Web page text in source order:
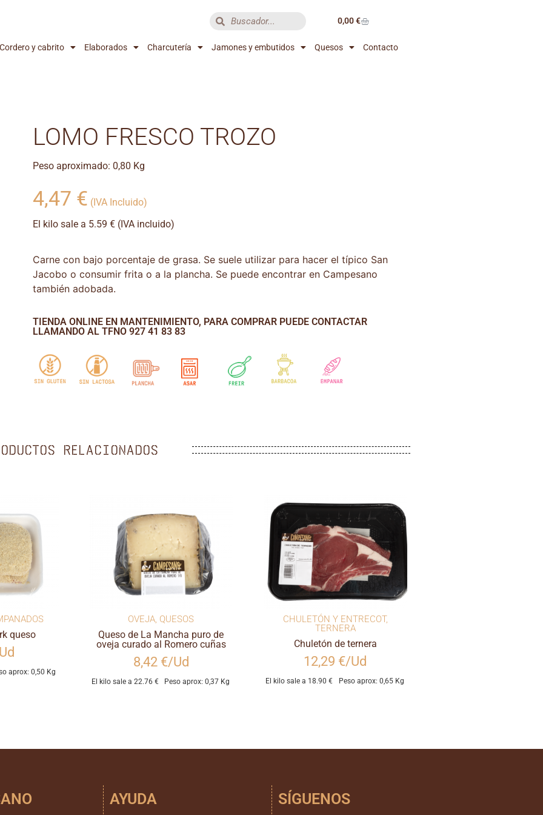
0,00€
Cordero y cabrito Elaborados Charcutería Jamones y embutidos Quesos Contacto
LOMO FRESCO TROZO
Peso aproximado: 0,80 Kg
4,47 € (IVA Incluido)
El kilo sale a 5.59 € (IVA incluido)
Carne con bajo porcentaje de grasa. Se suele utilizar para hacer el típico San
Jacobo o consumir frita o a la plancha. Se puede encontrar en Campesano
también adobada.
TIENDA ONLINE EN MANTENIMIENTO, PARA COMPRAR PUEDE CONTACTAR
LLAMANDO AL TFNO 927 41 83 83
RELACIONADOS
queso
aprox: 0,50 Kg
OVEJA, QUESOS
Queso de La Mancha puro de
oveja curado al Romero cuñas
8,42 €/Ud
El kilo sale a 22.76 € Peso aprox: 0,37 Kg
CHULETÓN Y ENTRECOT,
TERNERA
Chuletón de ternera
12,29 €/Ud
El kilo sale a 18.90 € Peso aprox: 0,65 Kg
AYUDA SÍGUENOS